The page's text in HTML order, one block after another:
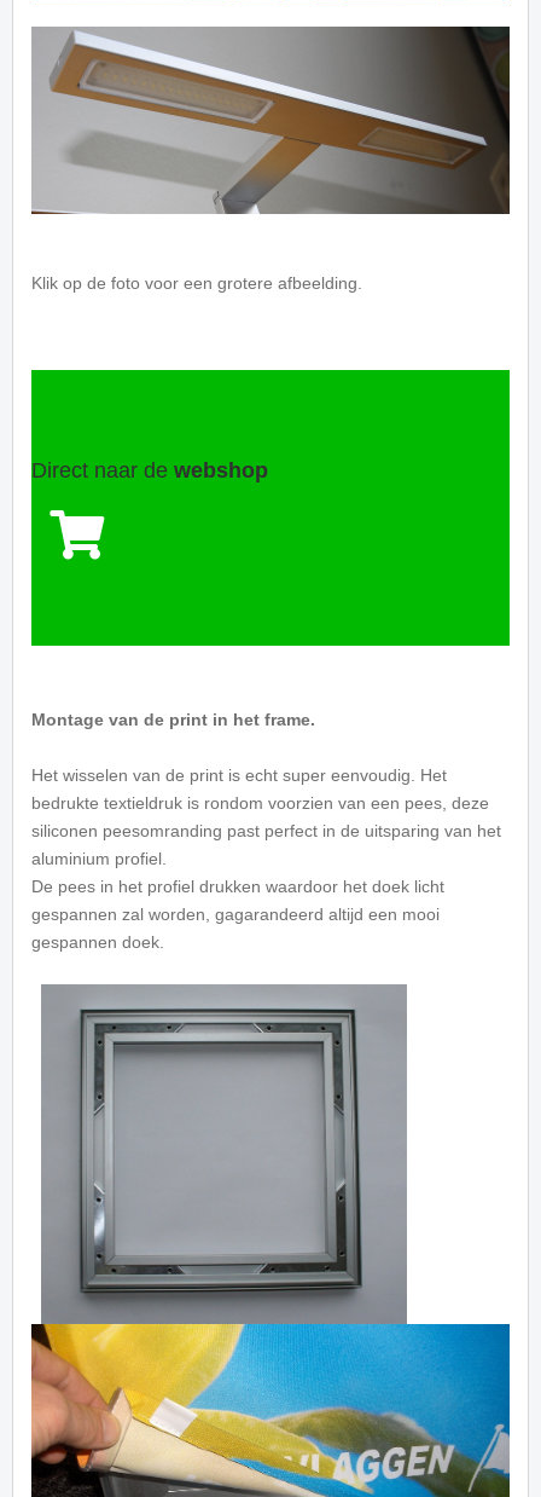
Klik op de foto voor een grotere afbeelding.
Direct naar de webshop
Montage van de print in het frame.
Het wisselen van de print is echt super eenvoudig. Het
bedrukte textieldruk is rondom voorzien van een pees, deze
siliconen peesomranding past perfect in de uitsparing van het
aluminium profiel.
De pees in het profiel drukken waardoor het doek licht
gespannen zal worden, gagarandeerd altijd een mooi
gespannen doek.